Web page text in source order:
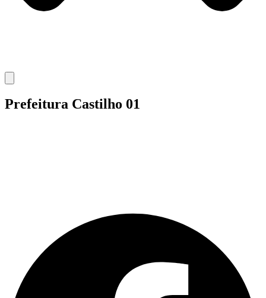
Prefeitura Castilho 01